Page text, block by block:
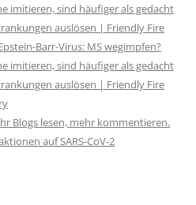
imitieren, sind häufiger als gedacht
auslösen | Friendly Fire
Barr-Virus: MS wegimpfen?
imitieren, sind häufiger als gedacht
auslösen | Friendly Fire
Blogs lesen, mehr kommentieren.
auf SARS-CoV-2